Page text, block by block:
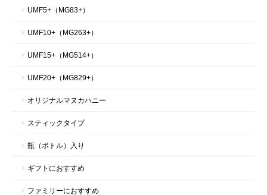
UMF5+（MG83+）
UMF10+（MG263+）
UMF15+（MG514+）
UMF20+（MG829+）
オリジナルマヌカハニー
スティックタイプ
瓶（ボトル）入り
ギフトにおすすめ
ファミリーにおすすめ